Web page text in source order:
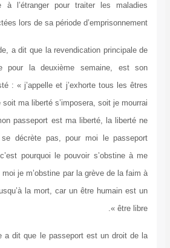
l’étranger pour traiter les maladies
lors de sa période d’emprisonnement.
a dit que la revendication principale de
pour la deuxième semaine, est son
: « j’appelle et j’exhorte tous les êtres
soit ma liberté s’imposera, soit je mourrai
passeport est ma liberté, la liberté ne
décrète pas, pour moi le passeport
pourquoi le pouvoir s’obstine à me
je m’obstine par la grève de la faim à
la mort, car un être humain est un
être libre ».
a dit que le passeport est un droit de la